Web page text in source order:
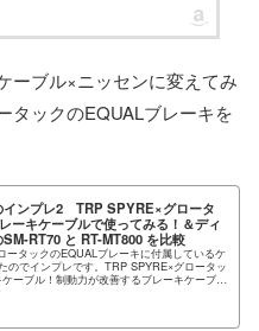
ーブル×ニッセンに変えてみ
タックのEQUALブレーキを
ンプレ2 TRP SPYRE×グロータ
ーキケーブルで使ってみる！＆ディ
RT70 と RT-MT800 を比較
ータックのEQUALブレーキに付属しているケ
のでインプレです。TRP SPYRE×グロータッ
ーブル！制動力が改善するブレーキケーブ